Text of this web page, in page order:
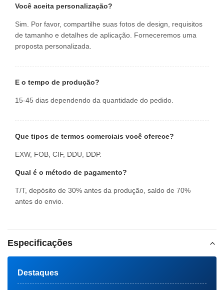
Você aceita personalização?
Sim. Por favor, compartilhe suas fotos de design, requisitos
de tamanho e detalhes de aplicação. Forneceremos uma
proposta personalizada.
E o tempo de produção?
15-45 dias dependendo da quantidade do pedido.
Que tipos de termos comerciais você oferece?
EXW, FOB, CIF, DDU, DDP.
Qual é o método de pagamento?
T/T, depósito de 30% antes da produção, saldo de 70%
antes do envio.
Especificações
Destaques